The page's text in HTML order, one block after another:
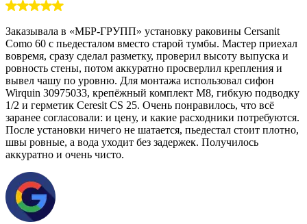
Заказывала в «МБР-ГРУПП» установку раковины Cersanit
Como 60 с пьедесталом вместо старой тумбы. Мастер приехал
вовремя, сразу сделал разметку, проверил высоту выпуска и
ровность стены, потом аккуратно просверлил крепления и
вывел чашу по уровню. Для монтажа использовал сифон
Wirquin 30975033, крепёжный комплект M8, гибкую подводку
1/2 и герметик Ceresit CS 25. Очень понравилось, что всё
заранее согласовали: и цену, и какие расходники потребуются.
После установки ничего не шатается, пьедестал стоит плотно,
швы ровные, а вода уходит без задержек. Получилось
аккуратно и очень чисто.